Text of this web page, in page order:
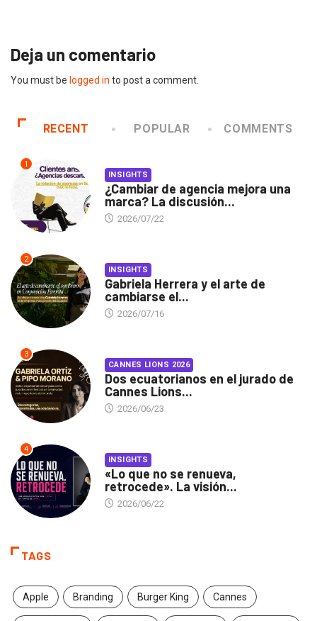
Deja un comentario
You must be logged in to post a comment.
RECENT POPULAR COMMENTS
1
INSIGHTS
¿Cambiar de agencia mejora una
marca? La discusión...
2026/07/22
2
INSIGHTS
Gabriela Herrera y el arte de
cambiarse el...
2026/07/16
3
CANNES LIONS 2026
Dos ecuatorianos en el jurado de
Cannes Lions...
2026/06/23
4
INSIGHTS
«Lo que no se renueva,
retrocede». La visión...
2026/06/22
TAGS
Apple Branding Burger King Cannes